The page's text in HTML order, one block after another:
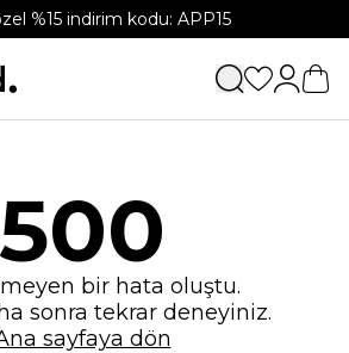
%15 indirim kodu: APP15
500
bir hata oluştu.
sonra tekrar deneyiniz.
sayfaya dön